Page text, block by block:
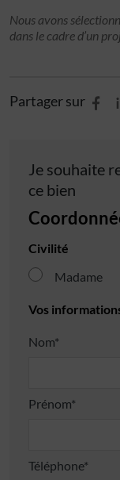
Nous avons
dans le cadre d’un
Partager sur
Je souhaite
ce bien
Civilité
Madame
Vos
Nom*
Prénom*
Téléphone*